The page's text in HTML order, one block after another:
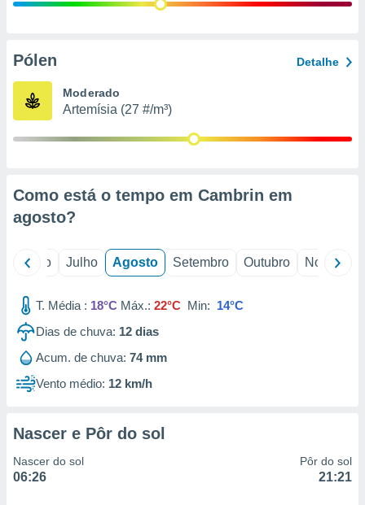
e
de
Pólen Detalhe
Moderado
Artemísia (27 #/m³)
Como está o tempo em Cambrin em
agosto?
Junho Julho Agosto Setembro Outubro Novembro
T. Média : 18°C Máx.: 22°C Min: 14°C
Dias de chuva: 12 dias
Acum. de chuva: 74 mm
Vento médio: 12 km/h
Nascer e Pôr do sol
Nascer do sol
06:26
Pôr do sol
21:21